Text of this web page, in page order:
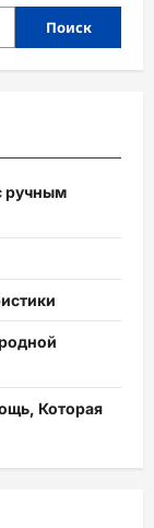
Поиск
ручным
Которая